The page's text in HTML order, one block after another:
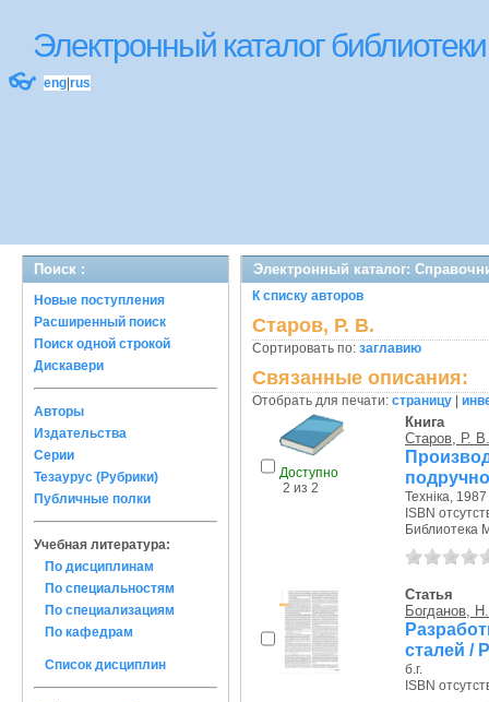
Электронный каталог
👓 eng rus
Поиск :
Новые поступления
Расширенный поиск
Поиск одной строкой
Дискавери
Авторы
Издательства
Серии
Тезаурус (Рубрики)
Публичные полки
Учебная литература:
По дисциплинам
По специальностям
По специализациям
По кафедрам
Список дисциплин
Электронный каталог:
К списку авторов
Старов, Р. В.
Сортировать по: заглавию
Связанные описания:
Отобрать для печати: страницу
Доступно
2 из 2
Книга
Старов, Р. В.
Технiка, 1987
ISBN
Статья
Богданов,
сталей /
б.г.
ISBN